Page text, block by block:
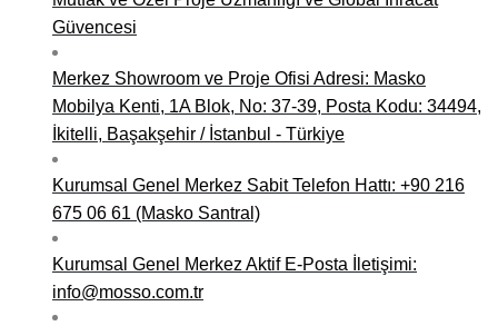
Güvencesi
Merkez Showroom ve Proje Ofisi Adresi: Masko
Mobilya Kenti, 1A Blok, No: 37-39, Posta Kodu: 34494,
İkitelli, Başakşehir / İstanbul - Türkiye
Kurumsal Genel Merkez Sabit Telefon Hattı: +90 216
675 06 61 (Masko Santral)
Kurumsal Genel Merkez Aktif E-Posta İletişimi:
info@mosso.com.tr